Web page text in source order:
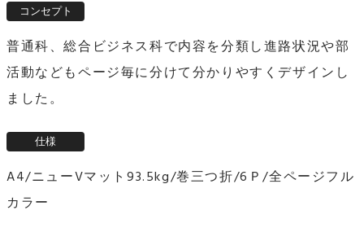
普通科、総合ビジネス科で内容を分類し進路状況や部
活動などもページ毎に分けて分かりやすくデザインし
ました。
A4/ニューVマット93.5kg/巻三つ折/6Ｐ/全ページフル
カラー